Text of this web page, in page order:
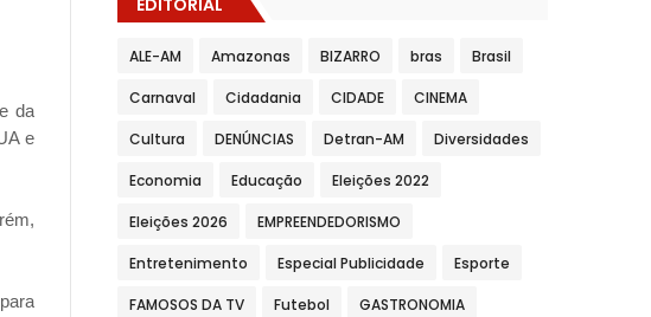
da
e
EDITORIAL
ALE-AM Amazonas BIZARRO bras Brasil
Carnaval Cidadania CIDADE CINEMA
Cultura DENÚNCIAS Detran-AM Diversidades
Economia Educação Eleições 2022
Eleições 2026 EMPREENDEDORISMO
Entretenimento Especial Publicidade Esporte
FAMOSOS DA TV Futebol GASTRONOMIA